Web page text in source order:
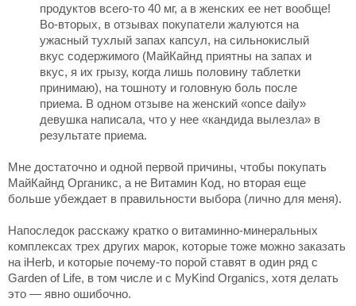
продуктов всего-то 40 мг, а в женских ее нет вообще!
Во-вторых, в отзывах покупатели жалуются на
ужасный тухлый запах капсул, на сильнокислый
вкус содержимого (МайКайнд приятны на запах и
вкус, я их грызу, когда лишь половину таблетки
принимаю), на тошноту и головную боль после
приема. В одном отзыве на женский «once daily»
девушка написала, что у нее «кандида вылезла» в
результате приема.
Мне достаточно и одной первой причины, чтобы покупать
МайКайнд Органикс, а не Витамин Код, но вторая еще
больше убеждает в правильности выбора (лично для меня).
Напоследок расскажу кратко о витаминно-минеральных
комплексах трех других марок, которые тоже можно заказать
на iHerb, и которые почему-то порой ставят в один ряд с
Garden of Life, в том числе и с MyKind Organics, хотя делать
это — явно ошибочно.